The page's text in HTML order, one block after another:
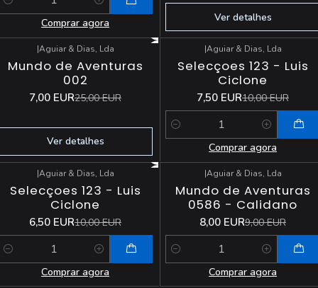
Comprar agora
Ver detalhes
DESCONTO
Esgotado
|Aguiar & Dias, Lda
Mundo de Aventuras
002
7,00 EUR25,00 EUR
Ver detalhes
DESCONTO
|Aguiar & Dias, Lda
Selecçoes 123 - Luis
Ciclone
7,50 EUR10,00 EUR
Quantidade
Comprar agora
DESCONTO
|Aguiar & Dias, Lda
Selecçoes 123 - Luis
Ciclone
6,50 EUR10,00 EUR
Comprar agora
DESCONTO
|Aguiar & Dias, Lda
Mundo de Aventuras
0586 - Calidano
8,00 EUR9,00 EUR
Quantidade
Comprar agora